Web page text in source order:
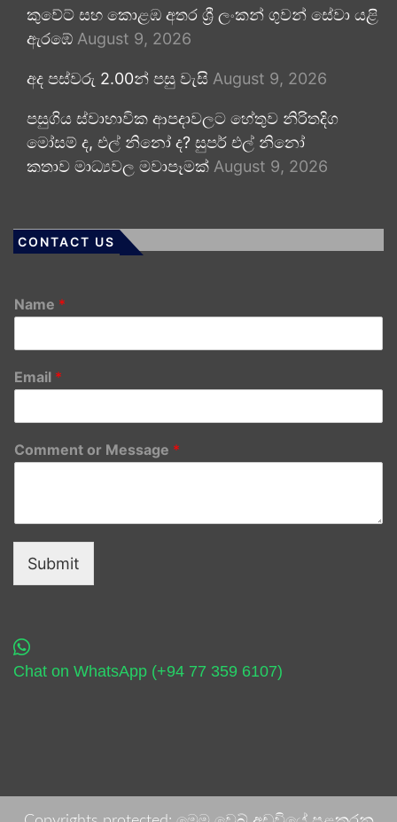
කුවේට් සහ කොළඹ අතර ශ්‍රී ලංකන් ගුවන් සේවා යළි
ඇරඹේ August 9, 2026
අද පස්වරු 2.00න් පසු වැසි August 9, 2026
පසුගිය ස්වාභාවික ආපදාවලට හේතුව නිරිතදිග
මෝසම් ද, එල් නිනෝ ද? සුපර් එල් නිනෝ
කතාව මාධ්‍යවල මවාපෑමක් August 9, 2026
CONTACT US
Name *
Email *
Comment or Message *
Submit
Chat on WhatsApp (+94 77 359 6107)